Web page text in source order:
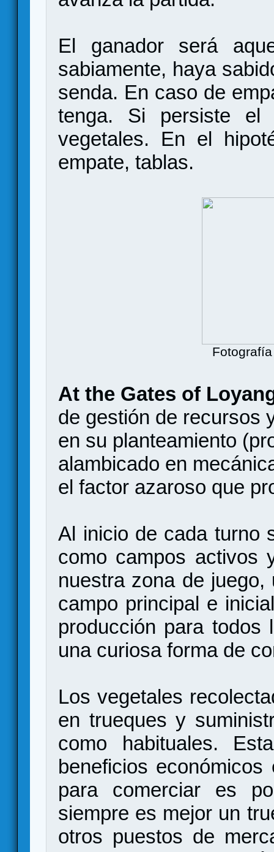
El ganador será
sabiamente, haya
senda. En caso de
tenga. Si persiste el
vegetales. En el
empate, tablas.
At the Gates of
de gestión de recursos
en su planteamiento
alambicado en
el factor azaroso que
Al inicio de cada turno
como campos activos
nuestra zona de
campo principal e
producción para todos
una curiosa forma de
Los vegetales
en trueques y
como habituales.
beneficios
para comerciar es
siempre es mejor un
otros puestos de